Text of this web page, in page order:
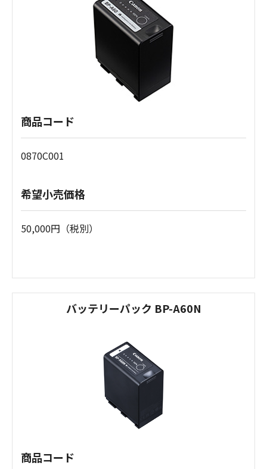
商品コード
0870C001
希望小売価格
50,000円（税別）
バッテリーパック BP-A60N
商品コード